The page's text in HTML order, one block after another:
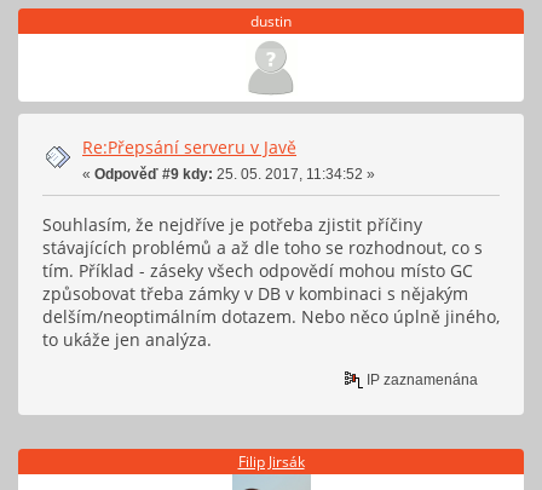
dustin
Re:Přepsání serveru v Javě
« Odpověď #9 kdy: 25. 05. 2017, 11:34:52 »
Souhlasím, že nejdříve je potřeba zjistit příčiny
stávajících problémů a až dle toho se rozhodnout, co s
tím. Příklad - záseky všech odpovědí mohou místo GC
způsobovat třeba zámky v DB v kombinaci s nějakým
delším/neoptimálním dotazem. Nebo něco úplně jiného,
to ukáže jen analýza.
IP zaznamenána
Filip Jirsák